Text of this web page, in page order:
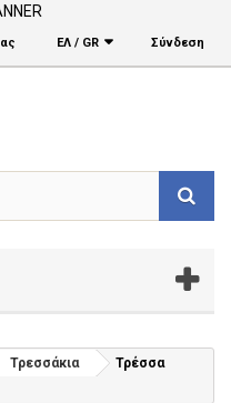
Σύνδεση
ΕΛ / GR
Τρεσσάκια
Τρέσσα